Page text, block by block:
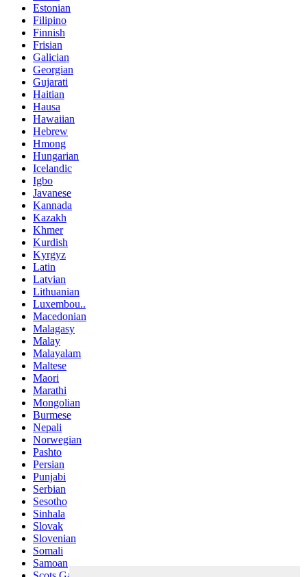
Estonian
Filipino
Finnish
Frisian
Galician
Georgian
Gujarati
Haitian
Hausa
Hawaiian
Hebrew
Hmong
Hungarian
Icelandic
Igbo
Javanese
Kannada
Kazakh
Khmer
Kurdish
Kyrgyz
Latin
Latvian
Lithuanian
Luxembou..
Macedonian
Malagasy
Malay
Malayalam
Maltese
Maori
Marathi
Mongolian
Burmese
Nepali
Norwegian
Pashto
Persian
Punjabi
Serbian
Sesotho
Sinhala
Slovak
Slovenian
Somali
Samoan